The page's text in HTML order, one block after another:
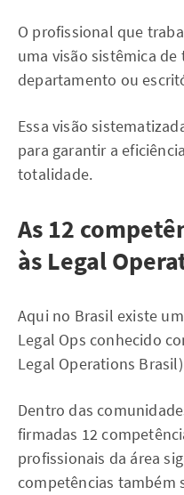
O profissional que
uma visão sistêmica
departamento ou
Essa visão
para garantir a
totalidade.
As 12
às Legal
Aqui no Brasil existe
Legal Ops conhecido
Legal Operations
Dentro das
firmadas 12
profissionais da área
competências também